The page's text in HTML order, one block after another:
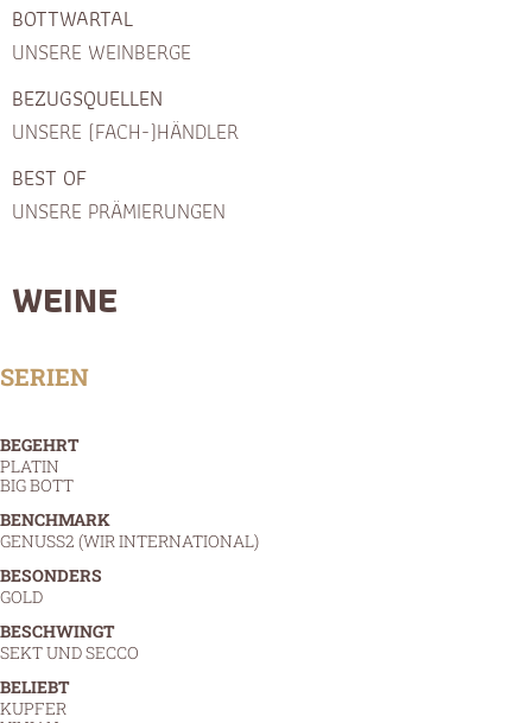
BOTTWARTAL
UNSERE WEINBERGE
BEZUGSQUELLEN
UNSERE (FACH-)HÄNDLER
BEST OF
UNSERE PRÄMIERUNGEN
WEINE
SERIEN
BEGEHRT
PLATIN
BIG BOTT
BENCHMARK
GENUSS2 (WIR INTERNATIONAL)
BESONDERS
GOLD
BESCHWINGT
SEKT UND SECCO
BELIEBT
KUPFER